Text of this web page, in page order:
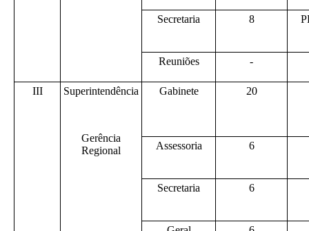
Secretaria 8
Reuniões -
III Superintendência
Gerência
Regional
Gabinete 20
Assessoria 6
Secretaria 6